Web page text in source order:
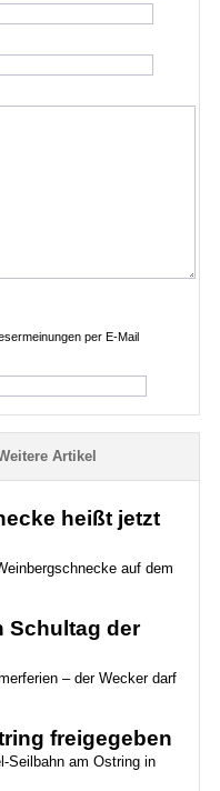
per E-Mail
Artikel
heißt jetzt
auf dem
Schultag der
– der Wecker darf
freigegeben
Seilbahn am Ostring in